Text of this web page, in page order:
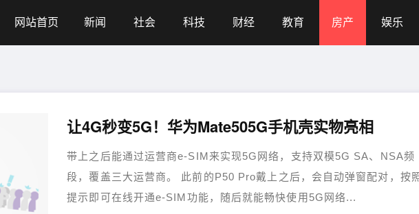
网站首页 新闻 社会 科技 财经 教育 房产 娱乐
让4G秒变5G！华为Mate505G手机壳实物亮相
带上之后能通过运营商e-SIM来实现5G网络，支持双模5G SA、NSA频
段，覆盖三大运营商。 此前的P50 Pro戴上之后，会自动弹窗配对，按
提示即可在线开通e-SIM功能，随后就能畅快使用5G网络...